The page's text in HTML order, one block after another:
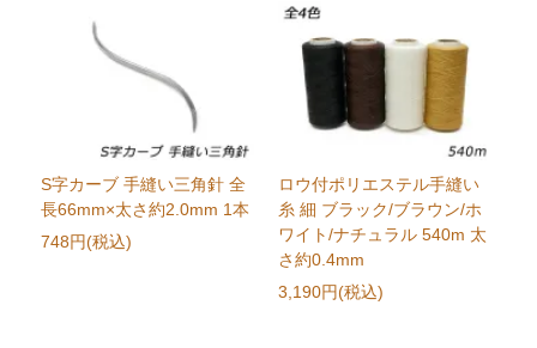
S字カーブ 手縫い三角針 全
長66mm×太さ約2.0mm 1本
748円(税込)
ロウ付ポリエステル手縫い
糸 細 ブラック/ブラウン/ホ
ワイト/ナチュラル 540m 太
さ約0.4mm
3,190円(税込)